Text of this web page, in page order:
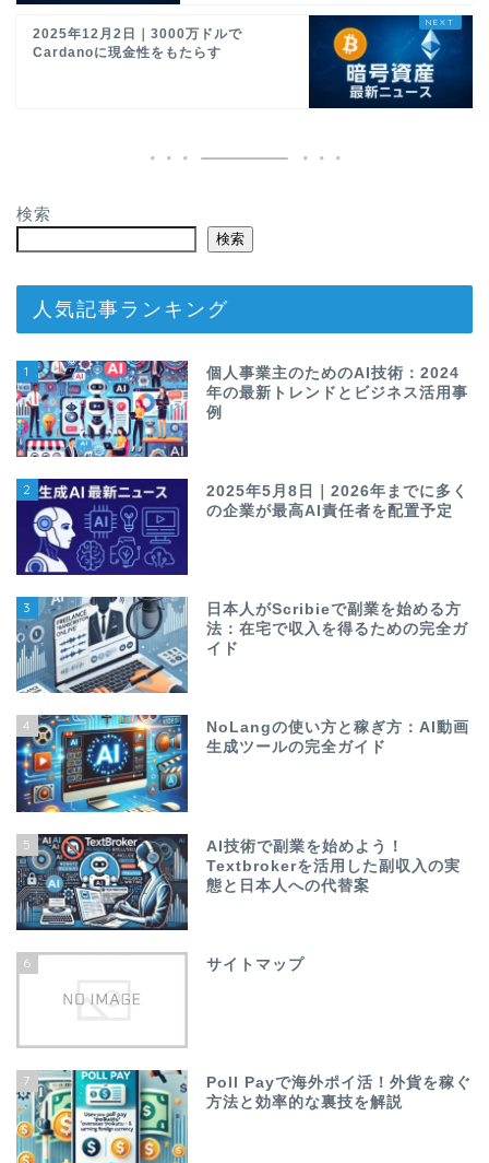
2025年12月2日｜3000万ドルで
Cardanoに現金性をもたらす
検索
検索
人気記事ランキング
1
個人事業主のためのAI技術：2024
年の最新トレンドとビジネス活用事
例
2
2025年5月8日｜2026年までに多く
の企業が最高AI責任者を配置予定
3
日本人がScribieで副業を始める方
法：在宅で収入を得るための完全ガ
イド
4
NoLangの使い方と稼ぎ方：AI動画
生成ツールの完全ガイド
5
AI技術で副業を始めよう！
Textbrokerを活用した副収入の実
態と日本人への代替案
6 サイトマップ
7
Poll Payで海外ポイ活！外貨を稼ぐ
方法と効率的な裏技を解説